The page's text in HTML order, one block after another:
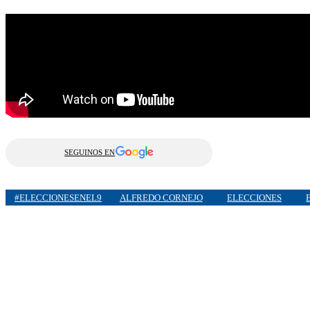
SEGUINOS EN
#ELECCIONESENEL9 ALFREDO CORNEJO ELECCIONES